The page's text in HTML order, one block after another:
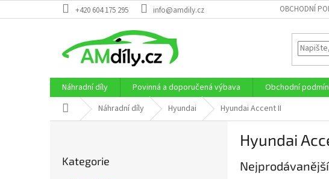
na
+420 604 175 295 info@amdily.cz OBCHODNÍ
Náhradní díly Povinná a doporučená výbava Obchodní
Domů Náhradní díly Hyundai Hyundai Accent II
kategorie
Kategorie
Hyundai
Nejprodávanější